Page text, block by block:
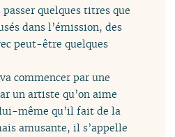
quelques titres que
dans l’émission, des
peut-être quelques
commencer par une
un artiste qu’on aime
même qu’il fait de la
amusante, il s’appelle